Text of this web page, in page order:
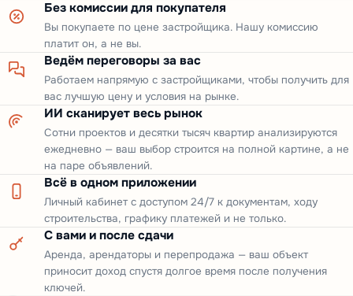
Без комиссии для покупателя
Вы покупаете по цене застройщика. Нашу комиссию
платит он, а не вы.
Ведём переговоры за вас
Работаем напрямую с застройщиками, чтобы получить для
вас лучшую цену и условия на рынке.
ИИ сканирует весь рынок
Сотни проектов и десятки тысяч квартир анализируются
ежедневно — ваш выбор строится на полной картине, а не
на паре объявлений.
Всё в одном приложении
Личный кабинет с доступом 24/7 к документам, ходу
строительства, графику платежей и не только.
С вами и после сдачи
Аренда, арендаторы и перепродажа — ваш объект
приносит доход спустя долгое время после получения
ключей.